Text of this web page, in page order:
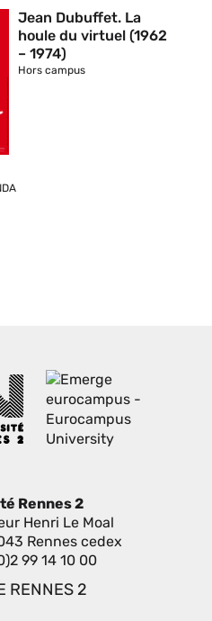
Jean Dubuffet. La
houle du virtuel (1962
– 1974)
Hors campus
Rennes 2
Henri Le Moal
Rennes cedex
99 14 10 00
RENNES 2